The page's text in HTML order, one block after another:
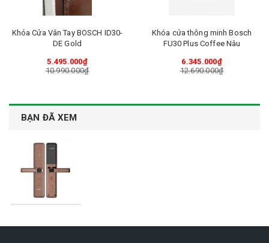
Khóa Cửa Vân Tay BOSCH ID30-
DE Gold
5.495.000₫
10.990.000₫
Khóa cửa thông minh Bosch
FU30 Plus Coffee Nâu
6.345.000₫
12.690.000₫
BẠN ĐÃ XEM